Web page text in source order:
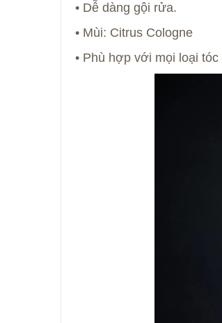
• Dễ dàng gội rửa.
• Mùi: Citrus Cologne
• Phù hợp với mọi loại